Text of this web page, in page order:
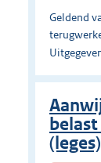
Geldend
(leges)